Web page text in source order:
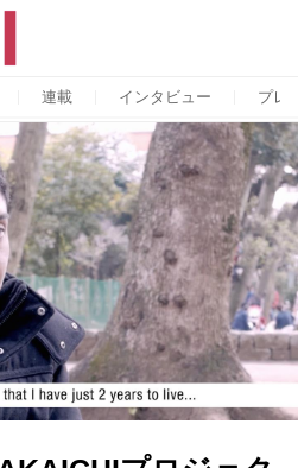
連載 インタビュー プレ